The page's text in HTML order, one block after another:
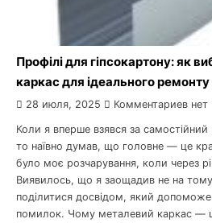
Профілі для гіпсокартону: як
каркас для ідеального ремонту
28 июля, 2025 Комментариев нет
Коли я вперше взявся за
то наївно думав, що головне — це
було моє розчарування, коли через
Виявилось, що я заощадив не на
поділитися досвідом, який
помилок. Чому металевий каркас —